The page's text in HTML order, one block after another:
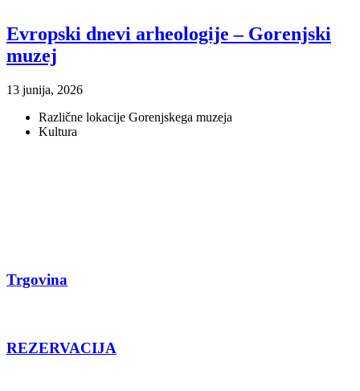
Evropski dnevi arheologije – Gorenjski
muzej
13 junija, 2026
Različne lokacije Gorenjskega muzeja
Kultura
Trgovina
REZERVACIJA